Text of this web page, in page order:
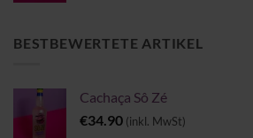
€6.00
BESTBEWERTETE ARTIKEL
Cachaça Sô Zé
€34.90 (inkl. MwSt)